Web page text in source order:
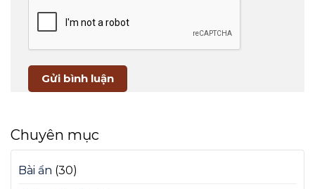
Chuyên mục
Bài ẩn (30)